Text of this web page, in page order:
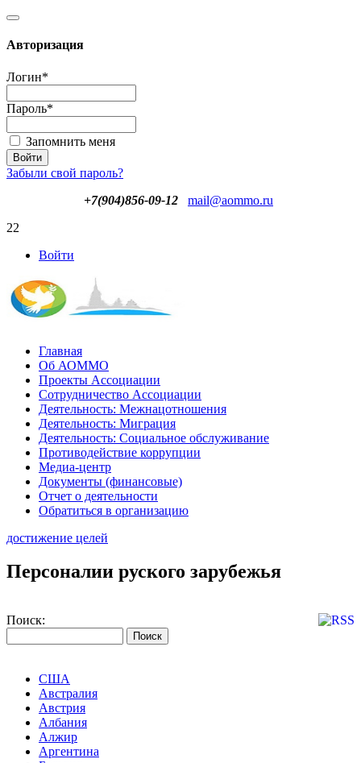
Авторизация
Логин*
Пароль*
Запомнить меня
Забыли свой пароль?
+7(904)856-09-12
mail@aommo.ru
22
Войти
Главная
Об АОММО
Проекты Ассоциации
Сотрудничество Ассоциации
Деятельность: Межнацотношения
Деятельность: Миграция
Деятельность: Социальное обслуживание
Противодействие коррупции
Медиа-центр
Документы (финансовые)
Отчет о деятельности
Обратиться в организацию
достижение целей
Персоналии руского зарубежья
Поиск:
США
Австралия
Австрия
Албания
Алжир
Аргентина